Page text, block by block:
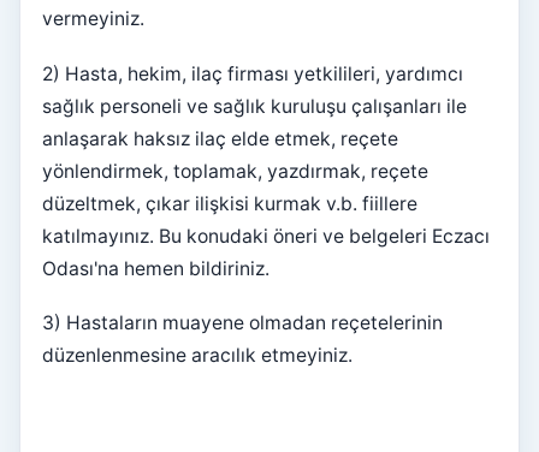
vermeyiniz.
2) Hasta, hekim, ilaç firması yetkilileri, yardımcı
sağlık personeli ve sağlık kuruluşu çalışanları ile
anlaşarak haksız ilaç elde etmek, reçete
yönlendirmek, toplamak, yazdırmak, reçete
düzeltmek, çıkar ilişkisi kurmak v.b. fiillere
katılmayınız. Bu konudaki öneri ve belgeleri Eczacı
Odası'na hemen bildiriniz.
3) Hastaların muayene olmadan reçetelerinin
düzenlenmesine aracılık etmeyiniz.